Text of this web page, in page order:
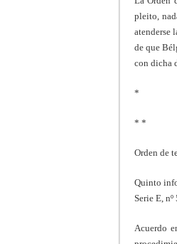
pleito,
atenderse
de que
con dicha
*
* *
Orden de
Quinto
Serie E,
Acuerdo